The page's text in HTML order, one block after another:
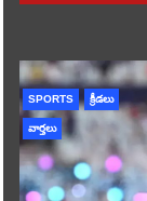
SPORTS క్రీడలు
వార్తలు